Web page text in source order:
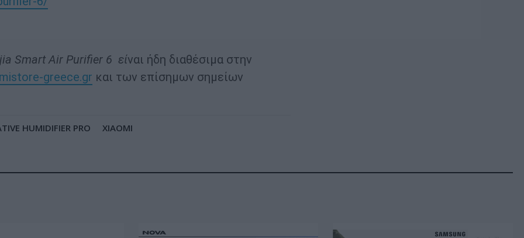
Smart Air Purifier 6 είναι ήδη διαθέσιμα στην
mistore-greece.gr και των επίσημων σημείων
HUMIDIFIER PRO XIAOMI